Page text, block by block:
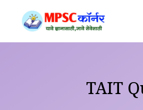
content
TAIT